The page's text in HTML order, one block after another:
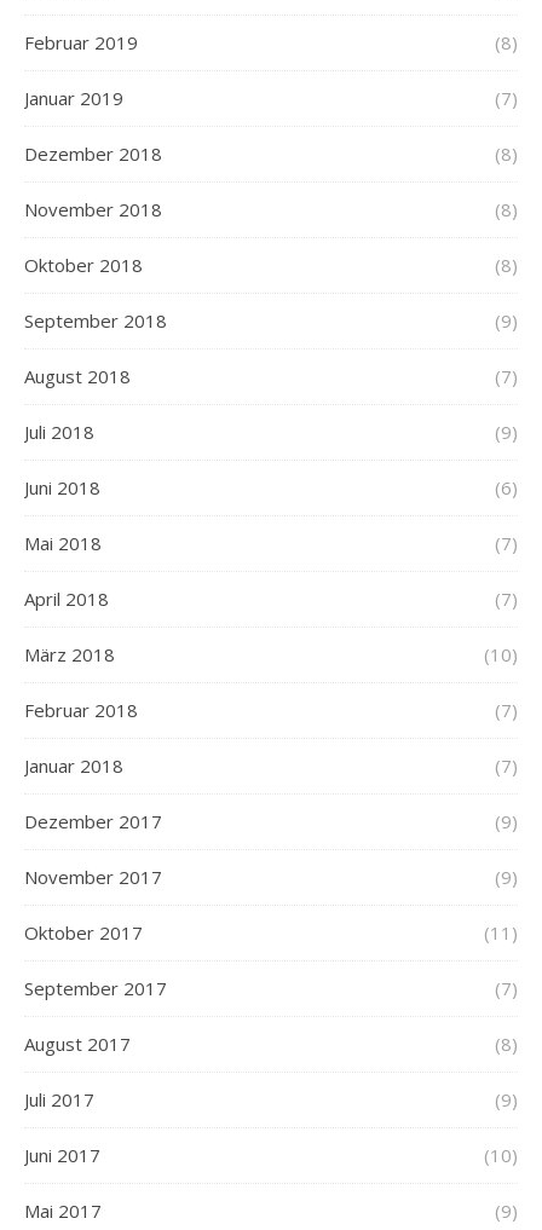
Februar 2019 (8)
Januar 2019 (7)
Dezember 2018 (8)
November 2018 (8)
Oktober 2018 (8)
September 2018 (9)
August 2018 (7)
Juli 2018 (9)
Juni 2018 (6)
Mai 2018 (7)
April 2018 (7)
März 2018 (10)
Februar 2018 (7)
Januar 2018 (7)
Dezember 2017 (9)
November 2017 (9)
Oktober 2017 (11)
September 2017 (7)
August 2017 (8)
Juli 2017 (9)
Juni 2017 (10)
Mai 2017 (9)